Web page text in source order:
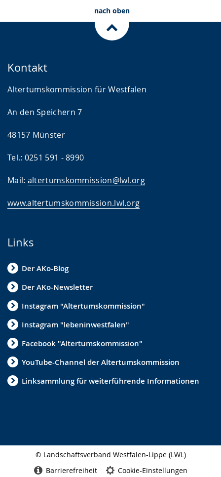
nach oben
Kontakt
Altertumskommission für Westfalen
An den Speichern 7
48157 Münster
Tel.: 0251 591 - 8990
Mail: altertumskommission@lwl.org
www.altertumskommission.lwl.org
Links
Der AKo-Blog
Der AKo-Newsletter
Instagram "Altertumskommission"
Instagram "lebeninwestfalen"
Facebook "Altertumskommission"
YouTube-Channel der Altertumskommission
Linksammlung für weiterführende Informationen
© Landschaftsverband Westfalen-Lippe (LWL)
Barrierefreiheit Cookie-Einstellungen